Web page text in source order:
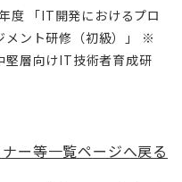
度 「IT開発におけるプロ
メント研修（初級）」 ※
堅層向けIT技術者育成研
ー等一覧ページへ戻る